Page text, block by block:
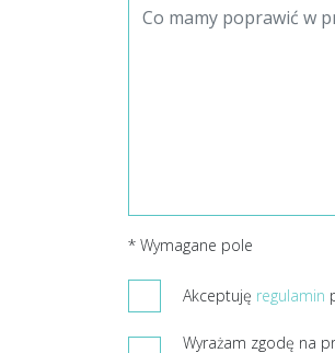
* Wymagane pole
Akceptuję regulamin
Wyrażam zgodę na